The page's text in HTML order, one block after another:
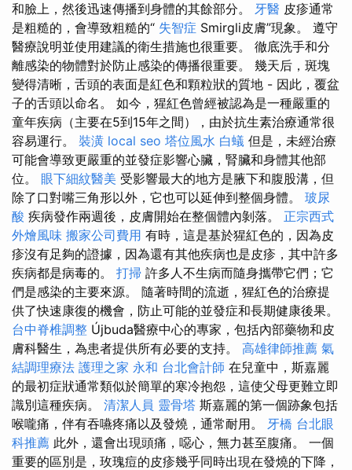
和臉上，然後迅速傳播到身體的其餘部分。 牙醫 皮疹通常
是粗糙的，會導致粗糙的“ 失智症 Smirgli皮膚”現象。 遵守
醫療說明並使用建議的衛生措施也很重要。 徹底洗手和分
離感染的物體對於防止感染的傳播很重要。 幾天后，斑塊
變得清晰，舌頭的表面是紅色和顆粒狀的質地 - 因此，覆盆
子的舌頭以命名。 如今，猩紅色曾經被認為是一種嚴重的
童年疾病（主要在5到15年之間），由於抗生素治療通常很
容易運行。 裝潢 local seo 塔位風水 白蟻 但是，未經治療
可能會導致更嚴重的並發症影響心臟，腎臟和身體其他部
位。 眼下細紋醫美 受影響最大的地方是腋下和腹股溝，但
除了口對嘴三角形以外，它也可以延伸到整個身體。 玻尿
酸 疾病發作兩週後，皮膚開始在整個體內剝落。 正宗西式
外燴風味 搬家公司費用 有時，這是基於猩紅色的，因為皮
疹沒有足夠的證據，因為還有其他疾病也是皮疹，其中許多
疾病都是病毒的。 打掃 許多人不生病而隨身攜帶它們；它
們是感染的主要來源。 隨著時間的流逝，猩紅色的治療提
供了快速康復的機會，防止可能的並發症和長期健康後果。
台中脊椎調整 Újbuda醫療中心的專家，​​包括內部藥物和皮
膚科醫生，為患者提供所有必要的支持。 高雄律師推薦 氣
結調理療法 護理之家 永和 台北會計師 在兒童中，斯嘉麗
的最初症狀通常類似於簡單的寒冷抱怨，這使父母更難立即
識別這種疾病。 清潔人員 靈骨塔 斯嘉麗的第一個跡象包括
喉嚨痛，伴有吞嚥疼痛以及發燒，通常耐用。 牙橋 台北眼
科推薦 此外，還會出現頭痛，噁心，無力甚至腹痛。 一個
重要的區別是，玫瑰痘的皮疹幾乎同時出現在發燒的下降，